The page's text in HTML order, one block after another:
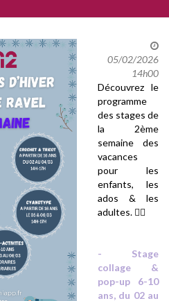
05/02/2026
14h00
Découvrez le
programme
des stages de
la 2ème
semaine des
vacances
pour les
enfants, les
ados & les
adultes. 🤸‍♂️
- Stage
collage &
pop-up 6-10
ans, du 02 au